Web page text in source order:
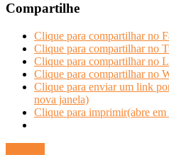
Compartilhe
Clique para compartilhar no
Clique para compartilhar no
Clique para compartilhar no
Clique para compartilhar no
Clique para enviar um link
nova janela)
Clique para imprimir(abre em